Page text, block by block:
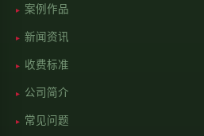
案例作品
新闻资讯
收费标准
公司简介
常见问题